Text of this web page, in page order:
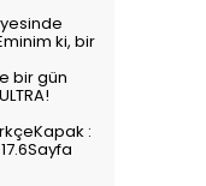
ki, bir
bir gün
: